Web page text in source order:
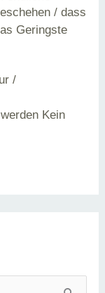
/ dass
Geringste
/
Kein